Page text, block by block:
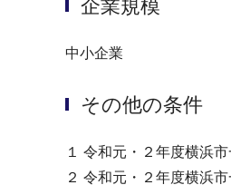
企業規模
中小企業
その他の条件
１ 令和元・２年度横浜
２ 令和元・２年度横浜